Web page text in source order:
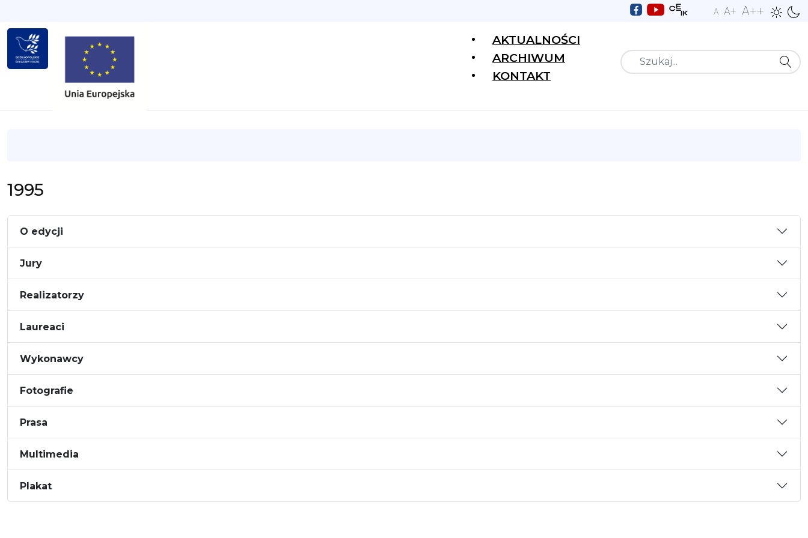
A A+ A++
AKTUALNOŚCI
ARCHIWUM
KONTAKT
Szukaj
1995
O edycji
Jury
Realizatorzy
Laureaci
Wykonawcy
Fotografie
Prasa
Multimedia
Plakat